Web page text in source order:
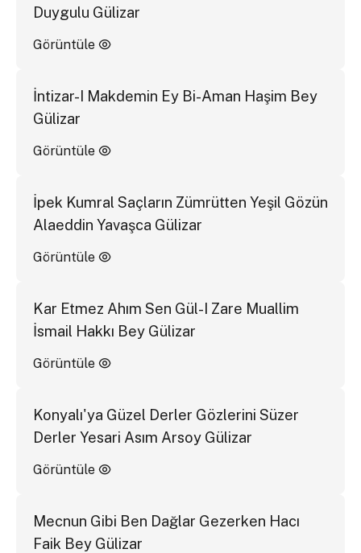
Duygulu Gülizar
Görüntüle
İntizar-I Makdemin Ey Bi-Aman Haşim Bey
Gülizar
Görüntüle
İpek Kumral Saçların Zümrütten Yeşil Gözün
Alaeddin Yavaşca Gülizar
Görüntüle
Kar Etmez Ahım Sen Gül-I Zare Muallim
İsmail Hakkı Bey Gülizar
Görüntüle
Konyalı'ya Güzel Derler Gözlerini Süzer
Derler Yesari Asım Arsoy Gülizar
Görüntüle
Mecnun Gibi Ben Dağlar Gezerken Hacı
Faik Bey Gülizar